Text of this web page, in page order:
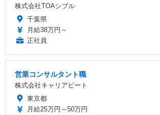
株式会社TOAシブル
千葉県
月給38万円～
正社員
営業コンサルタント職
株式会社キャリアビート
東京都
月給25万円～50万円